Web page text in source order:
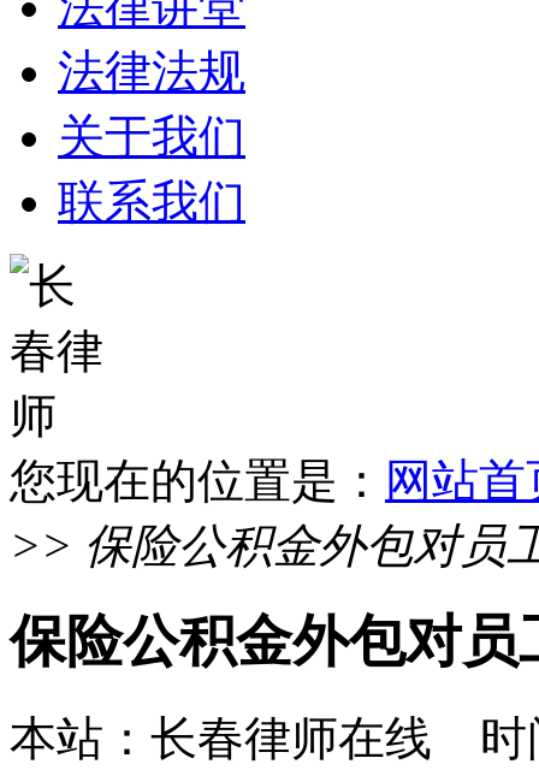
法律法规
关于我们
联系我们
您现在的位置是： 网站首
>> 保险公积金外包对员
保险公积金外包对员
本站：长春律师在线 时